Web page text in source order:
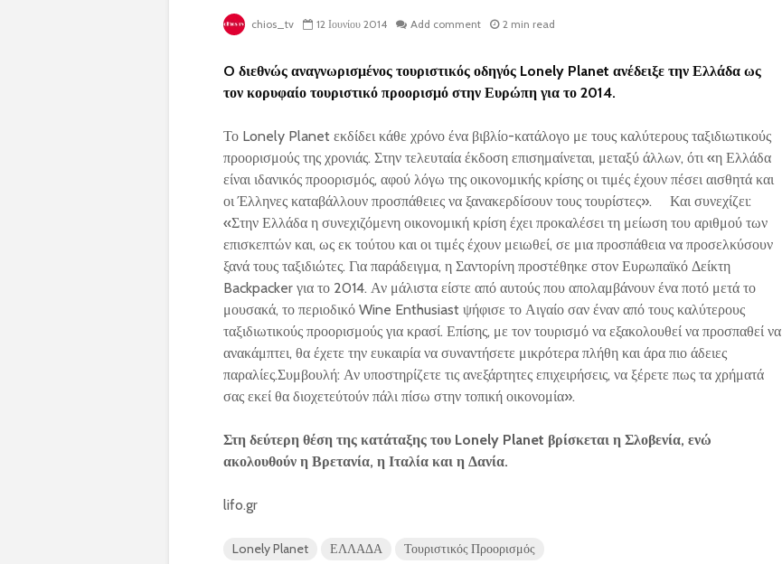
chios_tv 12 Ιουνίου 2014 Add comment 2 min read
O διεθνώς αναγνωρισμένος τουριστικός οδηγός Lonely Planet ανέδειξε την Ελλάδα ως
τον κορυφαίο τουριστικό προορισμό στην Ευρώπη για το 2014.
Το Lonely Planet εκδίδει κάθε χρόνο ένα βιβλίο-κατάλογο με τους καλύτερους ταξιδιωτικούς
προορισμούς της χρονιάς. Στην τελευταία έκδοση επισημαίνεται, μεταξύ άλλων, ότι «η Ελλάδα
είναι ιδανικός προορισμός, αφού λόγω της οικονομικής κρίσης οι τιμές έχουν πέσει αισθητά και
οι Έλληνες καταβάλλουν προσπάθειες να ξανακερδίσουν τους τουρίστες». Και συνεχίζει:
«Στην Ελλάδα η συνεχιζόμενη οικονομική κρίση έχει προκαλέσει τη μείωση του αριθμού των
επισκεπτών και, ως εκ τούτου και οι τιμές έχουν μειωθεί, σε μια προσπάθεια να προσελκύσουν
ξανά τους ταξιδιώτες. Για παράδειγμα, η Σαντορίνη προστέθηκε στον Ευρωπαϊκό Δείκτη
Backpacker για το 2014. Αν μάλιστα είστε από αυτούς που απολαμβάνουν ένα ποτό μετά το
μουσακά, το περιοδικό Wine Enthusiast ψήφισε το Αιγαίο σαν έναν από τους καλύτερους
ταξιδιωτικούς προορισμούς για κρασί. Επίσης, με τον τουρισμό να εξακολουθεί να προσπαθεί να
ανακάμπτει, θα έχετε την ευκαιρία να συναντήσετε μικρότερα πλήθη και άρα πιο άδειες
παραλίες.Συμβουλή: Αν υποστηρίζετε τις ανεξάρτητες επιχειρήσεις, να ξέρετε πως τα χρήματά
σας εκεί θα διοχετεύτούν πάλι πίσω στην τοπική οικονομία».
Στη δεύτερη θέση της κατάταξης του Lonely Planet βρίσκεται η Σλοβενία, ενώ
ακολουθούν η Βρετανία, η Ιταλία και η Δανία.
lifo.gr
Lonely Planet ΕΛΛΑΔΑ Τουριστικός Προορισμός